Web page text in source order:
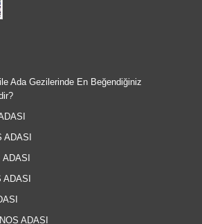
Ada Gezilerinde En Beğendiğiniz
ADASI
ADASI
ADASI